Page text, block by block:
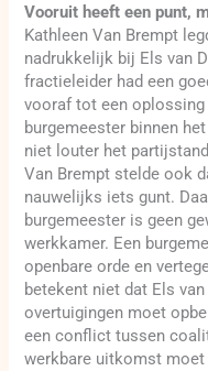
Vooruit heeft een punt,
Kathleen Van Brempt
nadrukkelijk bij Els van
fractieleider had een
vooraf tot een
burgemeester binnen
niet louter het
Van Brempt stelde ook
nauwelijks iets gunt.
burgemeester is geen
werkkamer. Een
openbare orde en
betekent niet dat Els
overtuigingen moet
een conflict tussen
werkbare uitkomst